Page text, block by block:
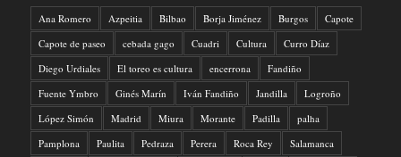
Ana Romero Azpeitia Bilbao Borja Jiménez Burgos
Capote
Capote de paseo
cebada gago Cuadri Cultura
Curro Díaz
Diego Urdiales
El toreo es cultura encerrona
Fandiño
Fuente Ymbro
Ginés Marín Iván Fandiño Jandilla
Logroño
López Simón
Madrid Miura Morante Padilla
palha
Pamplona
Paulita Pedraza Perera Roca Rey
Salamanca